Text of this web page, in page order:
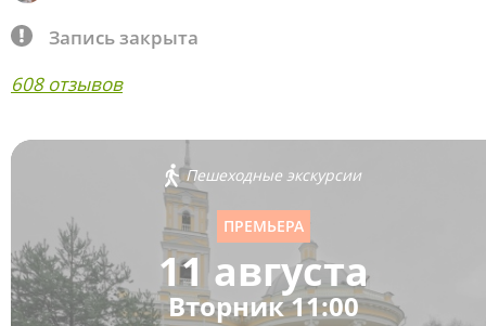
Запись закрыта
608 отзывов
Пешеходные экскурсии
ПРЕМЬЕРА
11 августа
Вторник 11:00